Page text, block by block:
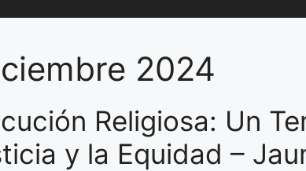
2024
Religiosa: Un
y la Equidad –